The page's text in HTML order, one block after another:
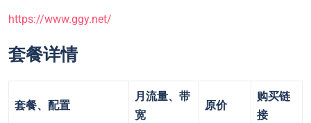
https://www.ggy.net/
套餐详情
套餐、配置
月流量、带
宽
原价
购买链
接